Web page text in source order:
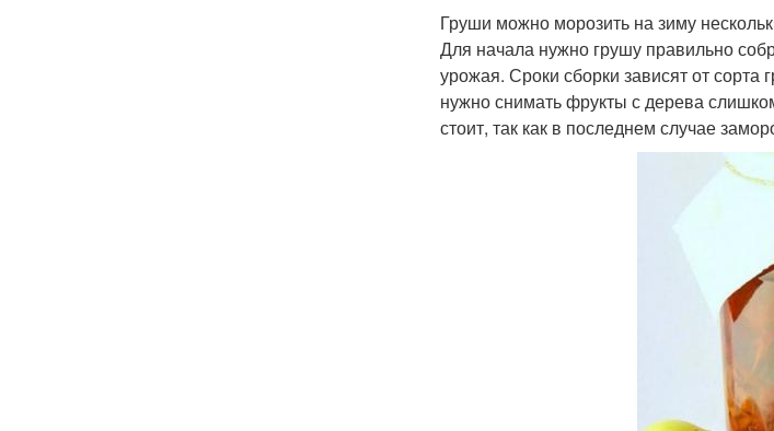
Груши можно морозить на зиму
Для начала нужно грушу правильно
урожая. Сроки сборки зависят от
нужно снимать фрукты с дерева
стоит, так как в последнем случае